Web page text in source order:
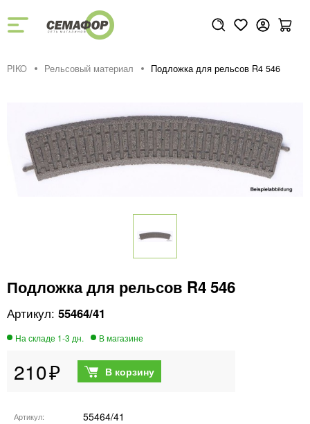
PIKO Рельсовый материал Подложка для рельсов R4 546
Подложка для рельсов R4 546
55464/41
210
Артикул 55464/41